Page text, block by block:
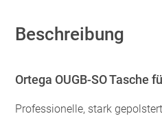
Beschreibung
Ortega OUGB-SO Tasche
Professionelle, stark